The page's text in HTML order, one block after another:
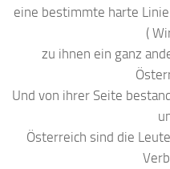
eine bestimmte harte
(
zu ihnen ein ganz
Und von ihrer Seite
Österreich sind die